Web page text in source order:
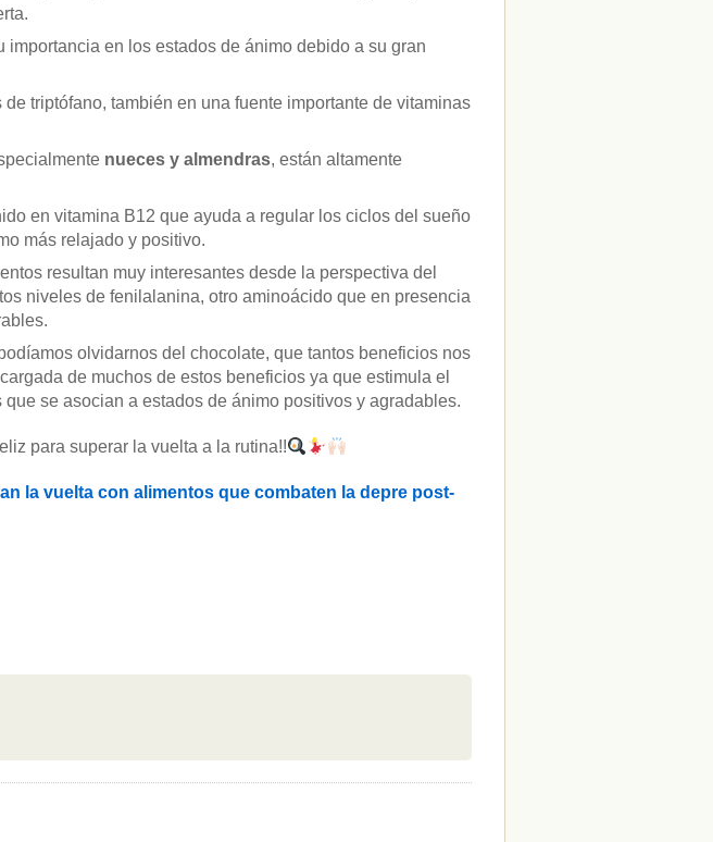
en los estados de ánimo debido a su gran
triptófano, también en una fuente importante de vitaminas
nueces y almendras, están altamente
en vitamina B12 que ayuda a regular los ciclos del sueño
más relajado y positivo.
resultan muy interesantes desde la perspectiva del
niveles de fenilalanina, otro aminoácido que en presencia
olvidarnos del chocolate, que tantos beneficios nos
de muchos de estos beneficios ya que estimula el
se asocian a estados de ánimo positivos y agradables.
para superar la vuelta a la rutina!!
la vuelta con alimentos que combaten la depre post-